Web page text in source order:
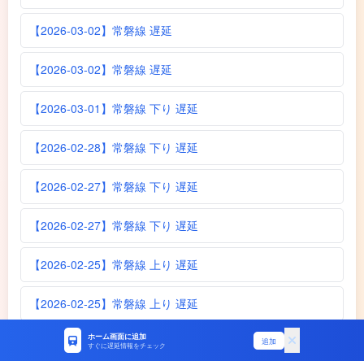
【2026-03-02】常磐線 遅延
【2026-03-02】常磐線 遅延
【2026-03-01】常磐線 下り 遅延
【2026-02-28】常磐線 下り 遅延
【2026-02-27】常磐線 下り 遅延
【2026-02-27】常磐線 下り 遅延
【2026-02-25】常磐線 上り 遅延
【2026-02-25】常磐線 上り 遅延
【2026-02-25】常磐線 遅延
ホーム画面に追加
すぐに遅延情報をチェック 追加